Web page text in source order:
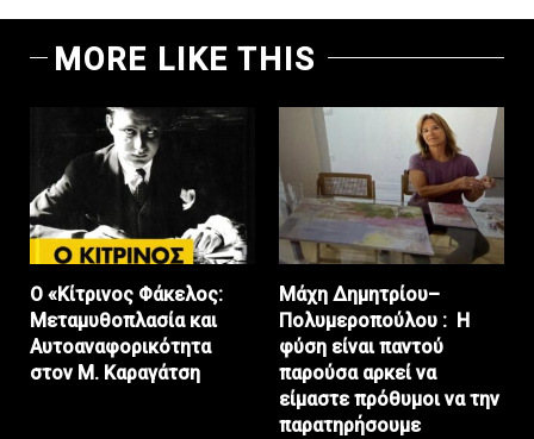
MORE LIKE THIS
Ο «Κίτρινος Φάκελος:
Μεταμυθοπλασία και
Αυτοαναφορικότητα
στον Μ. Καραγάτση
Μάχη Δημητρίου–
Πολυμεροπούλου : Η
φύση είναι παντού
παρούσα αρκεί να
είμαστε πρόθυμοι να την
παρατηρήσουμε